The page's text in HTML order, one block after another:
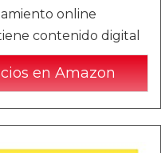
online
contenido digital
en Amazon